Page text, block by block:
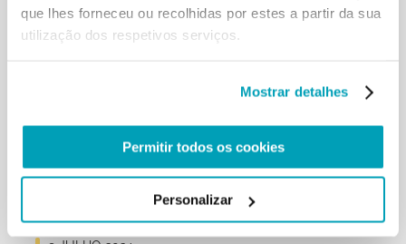
que lhes forneceu ou recolhidas por estes a partir da sua
utilização dos respetivos serviços.
Mostrar detalhes
Permitir todos os cookies
Personalizar